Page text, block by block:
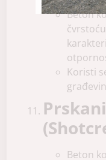
Beton
Koristi
Beton